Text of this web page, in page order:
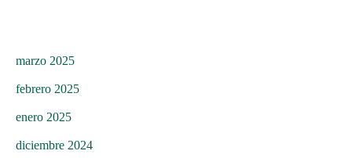
marzo 2025
febrero 2025
enero 2025
diciembre 2024